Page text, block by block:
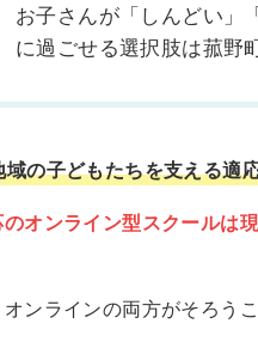
お子さんが「しんどい」
に過ごせる選択肢は菰野
域の子どもたちを支える適
オンライン型スクールは
ンラインの両方がそろう